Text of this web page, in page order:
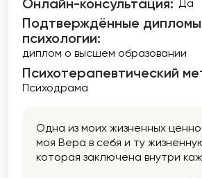
Онлайн-консультация: Да
Подтверждённые
психологии:
диплом о высшем образовании
Психотерапевтический
Психодрама
Одна из моих жизненных
моя Вера в себя и ту
которая заключена внутри